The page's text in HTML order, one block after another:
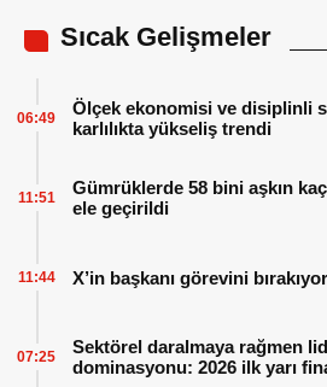
Sıcak Gelişmeler
Ölçek ekonomisi ve disiplinli
karlılıkta yükseliş trendi
06:49
Gümrüklerde 58 bini aşkın
ele geçirildi
11:51
X’in başkanı görevini bırakıyor
11:44
Sektörel daralmaya rağmen
dominasyonu: 2026 ilk yarı
07:25